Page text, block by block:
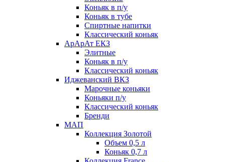
Коньяк в п/у
Коньяк в тубе
Спиртные напитки
Классический коньяк
АрАрАт ЕКЗ
Элитные
Коньяк в п/у
Классический коньяк
Иджеванский ВКЗ
Марочные коньяки
Коньяки п/у
Классический коньяк
Бренди
МАП
Коллекция Золотой
Объем 0,5 л
Коньяк 0,7 л